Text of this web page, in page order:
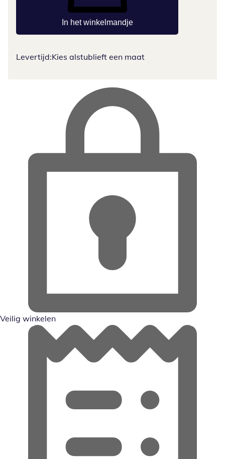
In het winkelmandje
Levertijd:Kies alstublieft een maat
Veilig winkelen